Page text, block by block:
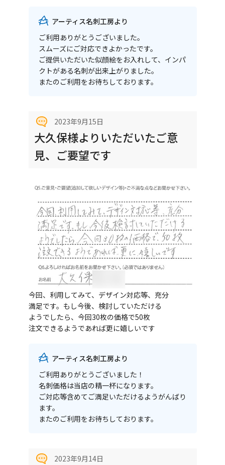
アーティス名刺工房より
ご利用ありがとうございました。
スムーズにご対応できよかったです。
ご提供いただいた似顔絵をお入れして、インパ
クトがある名刺が出来上がりました。
またのご利用をお待ちしております。
2023年9月15日
大久保様よりいただいたご意
見、ご要望です
今回、利用してみて、デザイン対応等、充分
満足です。もし今後、検討していただける
ようでしたら、今回30枚の価格で50枚
注文できるようであれば更に嬉しいです
アーティス名刺工房より
ご利用ありがとうございました！
名刺価格は当店の精一杯になります。
ご対応等含めてご満足いただけるようがんばり
ます。
またのご利用をお待ちしております。
2023年9月14日